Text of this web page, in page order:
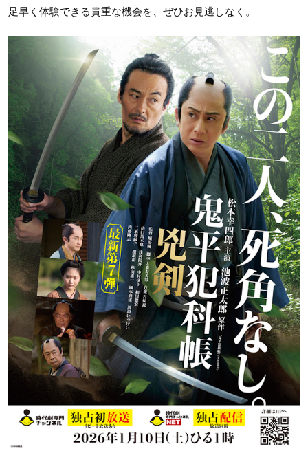
足早く体験できる貴重な機会を、ぜひお見逃しなく。